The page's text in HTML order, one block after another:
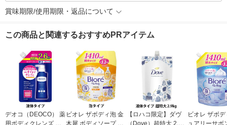
賞味期限/使用期限・返品について
この商品と関連するおすすめPRアイテム
デオコ（DEOCO） 薬 ビオレ ザボディ泡 金
【ロハコ限定】ダヴ
ビオレ ザボ